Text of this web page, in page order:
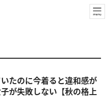
いたのに今着ると違和感が
が失敗しない【秋の格上